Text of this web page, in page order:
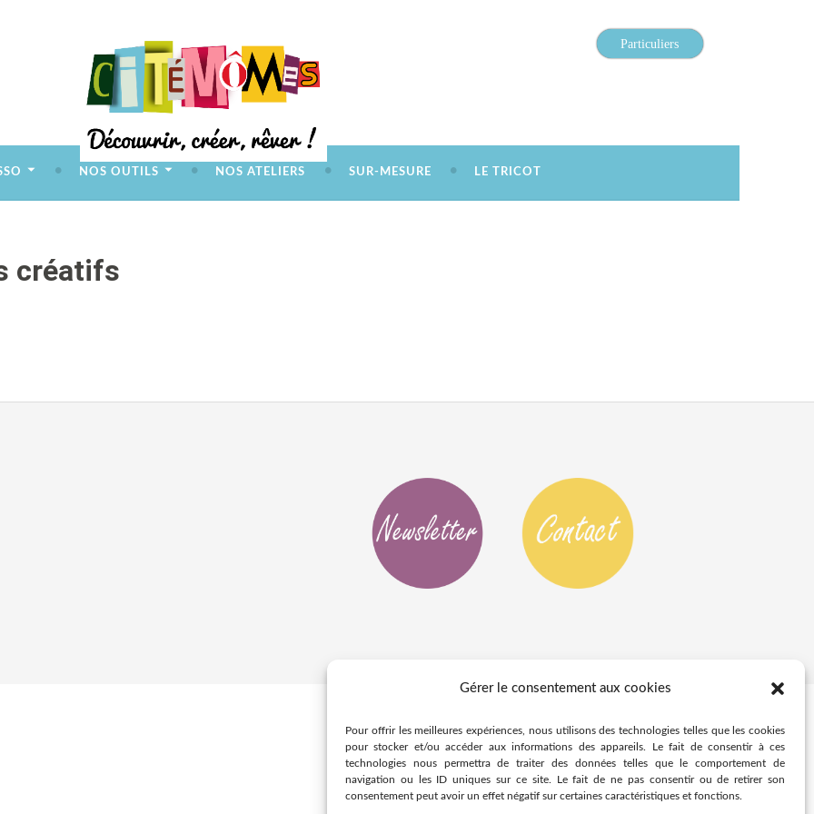
Gérer le consentement aux cookies
Pour offrir les meilleures expériences, nous utilisons des technologies telles que les cookies
pour stocker et/ou accéder aux informations des appareils. Le fait de consentir à ces
technologies nous permettra de traiter des données telles que le comportement de
navigation ou les ID uniques sur ce site. Le fait de ne pas consentir ou de retirer son
consentement peut avoir un effet négatif sur certaines caractéristiques et fonctions.
Particuliers
NOS OUTILS NOS ATELIERS SUR-MESURE LE TRICOT
créatifs